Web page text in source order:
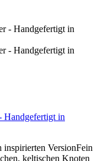
Handgefertigt in
VersionFein
keltischen Knoten